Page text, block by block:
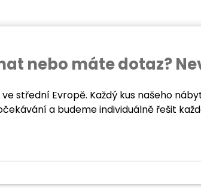
nebo máte dotaz?
střední Evropě. Každý kus našeho
a budeme individuálně řešit